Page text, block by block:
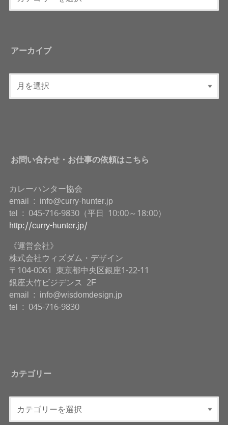
アーカイブ
お問い合わせ・お仕事の依頼はこちら
カレーハンター協会
email : info@curry-hunter.jp
tel : 045-716-9830（平日 10:00～18:00）
http://curry-hunter.jp/
《運営会社》
株式会社ウィズダム・デザイン
〒104-0061 東京都中央区銀座1-22-11
銀座大竹ビジデンス 2F
email : info@wisdomdesign.jp
tel : 045-716-9830
カテゴリー